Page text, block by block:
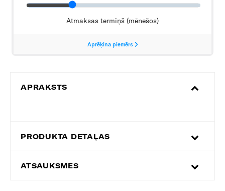
APRAKSTS
PRODUKTA DETAĻAS
ATSAUKSMES